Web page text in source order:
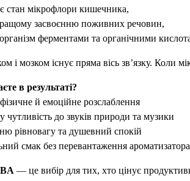
стан мікрофлори кишечника,
засвоєнню поживних речовин,
ферментами та органічними
і мозком існує пряма вісь зв’язку. Коли
в результаті?
й емоційне розслаблення
чутливість до звуків природи та музики
рівновагу та душевний спокій
смак без перевантаження
— це вибір для тих, хто цінує